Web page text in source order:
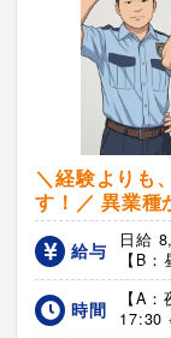
＼経験よりも
す！／ 異業種
給与
日給
【B
時間
【A
17:30